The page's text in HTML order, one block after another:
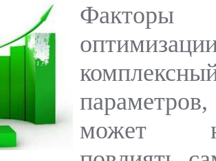
Факторы
может